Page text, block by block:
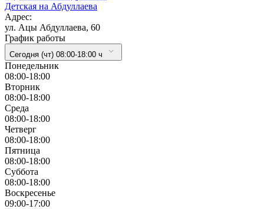
Детская на Абдуллаева
Адрес:
ул. Ацы Абдуллаева, 60
График работы
Сегодня (чт) 08:00-18:00 ч
Понедельник
08:00-18:00
Вторник
08:00-18:00
Cреда
08:00-18:00
Четверг
08:00-18:00
Пятница
08:00-18:00
Суббота
08:00-18:00
Воскресенье
09:00-17:00